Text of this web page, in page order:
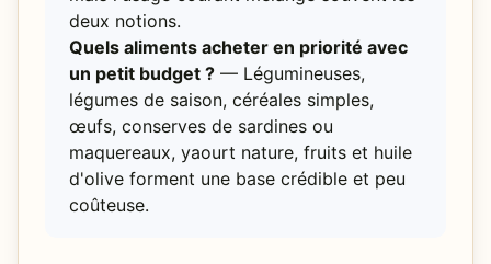
deux notions.
Quels aliments acheter en priorité avec
un petit budget ? — Légumineuses,
légumes de saison, céréales simples,
œufs, conserves de sardines ou
maquereaux, yaourt nature, fruits et huile
d'olive forment une base crédible et peu
coûteuse.